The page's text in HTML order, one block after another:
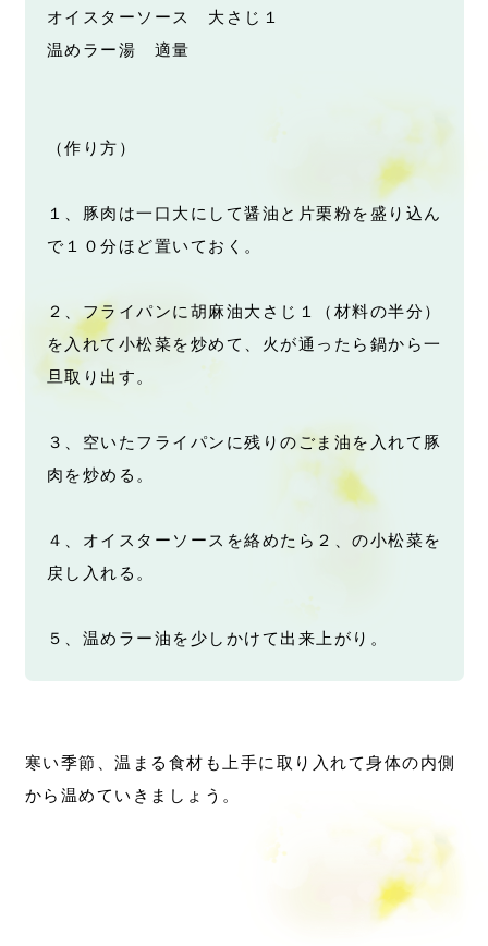
オイスターソース 大さじ１
温めラー湯 適量
（作り方）
１、豚肉は一口大にして醤油と片栗粉を盛り込ん
で１０分ほど置いておく。
２、フライパンに胡麻油大さじ１（材料の半分）
を入れて小松菜を炒めて、火が通ったら鍋から一
旦取り出す。
３、空いたフライパンに残りのごま油を入れて豚
肉を炒める。
４、オイスターソースを絡めたら２、の小松菜を
戻し入れる。
５、温めラー油を少しかけて出来上がり。
寒い季節、温まる食材も上手に取り入れて身体の内側
から温めていきましょう。